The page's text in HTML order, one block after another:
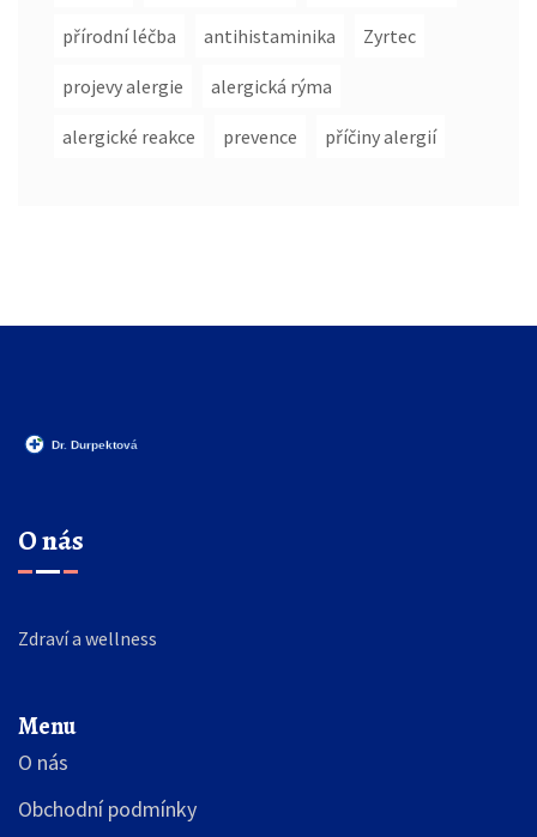
přírodní léčba antihistaminika Zyrtec
projevy alergie alergická rýma
alergické reakce prevence příčiny alergií
O nás
Zdraví a wellness
Menu
O nás
Obchodní podmínky